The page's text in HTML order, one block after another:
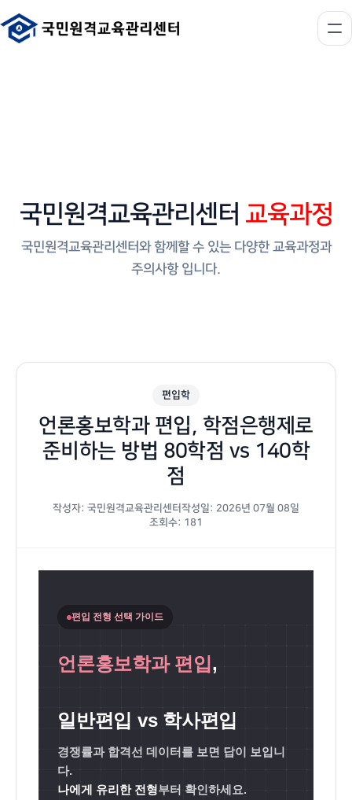
국민원격교육관리센터 교육과정
국민원격교육관리센터와 함께할 수 있는 다양한 교육과정과
주의사항 입니다.
편입학
언론홍보학과 편입, 학점은행제로
준비하는 방법 80학점 vs 140학
점
작성자: 국민원격교육관리센터 작성일: 2026년 07월 08일
조회수: 181
편입 전형 선택 가이드
언론홍보학과 편입,
일반편입 vs 학사편입
경쟁률과 합격선 데이터를 보면 답이 보입니
다.
나에게 유리한 전형부터 확인하세요.